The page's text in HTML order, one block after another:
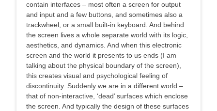
contain interfaces – most often a screen for output
and input and a few buttons, and sometimes also a
trackwheel, or a small built-in keyboard. And behind
the screen lives a whole separate world with its logic,
aesthetics, and dynamics. And when this electronic
screen and the world it presents to us ends (I am
talking about the physical boundary of the screen),
this creates visual and psychological feeling of
discontinuity. Suddenly we are in a different world –
that of non-interactive, ‘dead’ surfaces which enclose
the screen. And typically the design of these surfaces